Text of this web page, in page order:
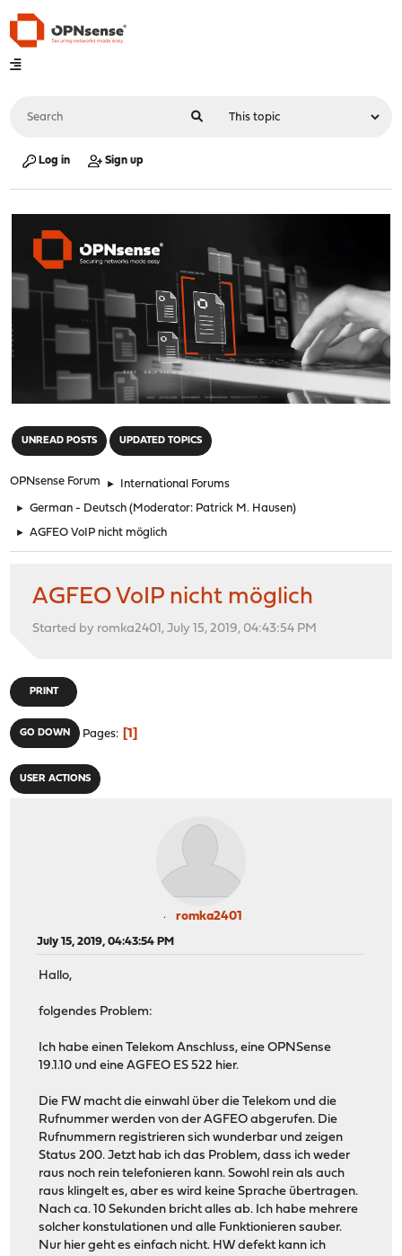
Log in Sign up
UNREAD POSTS UPDATED TOPICS
OPNsense Forum ► International Forums
► German - Deutsch (Moderator: Patrick M. Hausen)
► AGFEO VoIP nicht möglich
AGFEO VoIP nicht möglich
Started by romka2401, July 15, 2019, 04:43:54 PM
PRINT
GO DOWN Pages 1
USER ACTIONS
romka2401
July 15, 2019, 04:43:54 PM
Hallo,
folgendes Problem:
Ich habe einen Telekom Anschluss, eine OPNSense
19.1.10 und eine AGFEO ES 522 hier.
Die FW macht die einwahl über die Telekom und die
Rufnummer werden von der AGFEO abgerufen. Die
Rufnummern registrieren sich wunderbar und zeigen
Status 200. Jetzt hab ich das Problem, dass ich weder
raus noch rein telefonieren kann. Sowohl rein als auch
raus klingelt es, aber es wird keine Sprache übertragen.
Nach ca. 10 Sekunden bricht alles ab. Ich habe mehrere
solcher konstulationen und alle Funktionieren sauber.
Nur hier geht es einfach nicht. HW defekt kann ich